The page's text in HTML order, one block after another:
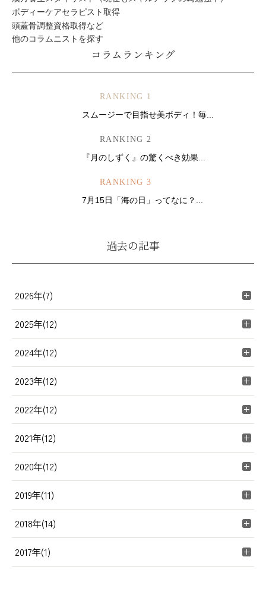
ボディーケアセラピスト取得
頭蓋骨調整資格取得など
他のコラムニストを探す
コラムランキング
RANKING 1
スムージーで目指せ美ボディ！毎...
RANKING 2
『月のしずく』の驚くべき効果...
RANKING 3
7月15日「海の日」ってなに？...
過去の記事
2026年(7)
2025年(12)
2024年(12)
2023年(12)
2022年(12)
2021年(12)
2020年(12)
2019年(11)
2018年(14)
2017年(1)